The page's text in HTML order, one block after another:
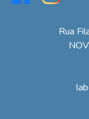
Rua